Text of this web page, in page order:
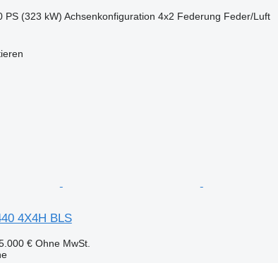
PS (323 kW) Achsenkonfiguration 4x2 Federung Feder/Luft
4X4H BLS
€ Ohne MwSt.